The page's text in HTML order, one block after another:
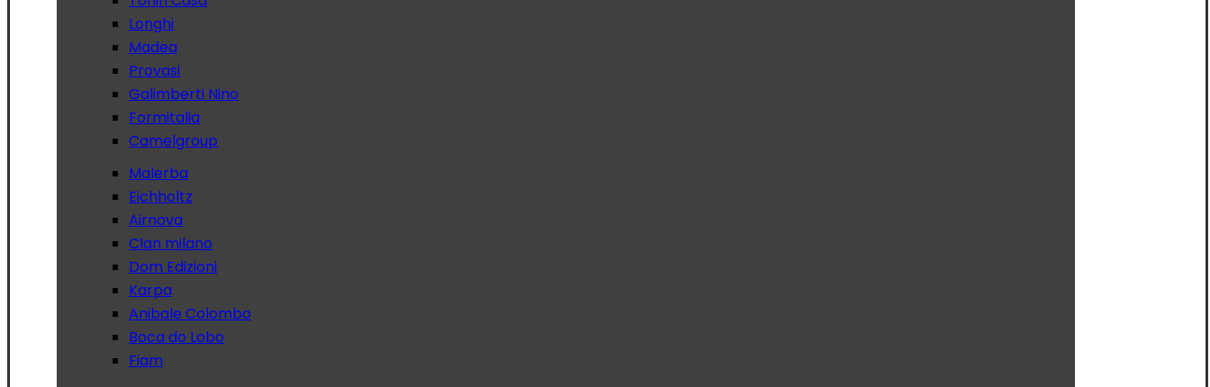
Longhi
Madea
Provasi
Galimberti Nino
Formitalia
Camelgroup
Malerba
Eichholtz
Airnova
Clan milano
Dom Edizioni
Karpa
Anibale Colombo
Boca do Lobo
Fiam